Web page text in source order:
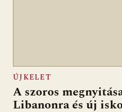
ÚJKELET
A szoros
Libanonra és új